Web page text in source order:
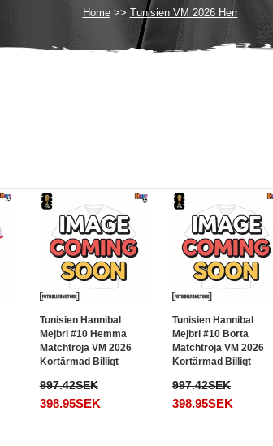
Home Tunisien VM 2026 Herr
Tunisien Hannibal
Mejbri #10 Hemma
Matchtröja VM 2026
Kortärmad Billigt
997.42SEK
398.95SEK
Tunisien Hannibal
Mejbri #10 Borta
Matchtröja VM 2026
Kortärmad Billigt
997.42SEK
398.95SEK